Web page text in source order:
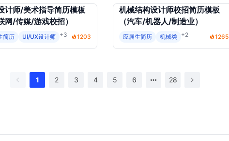
计师/美术指导简历模板
网/传媒/游戏校招）
简历 UI/UX设计师 +3 1203
机械结构设计师校招简历模板
（汽车/机器人/制造业）
应届生简历 机械类 +2 1265
1 2 3 4 5 6 28